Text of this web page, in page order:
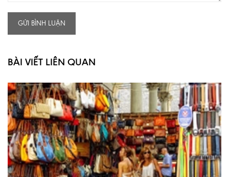
GỬI BÌNH LUẬN
BÀI VIẾT LIÊN QUAN